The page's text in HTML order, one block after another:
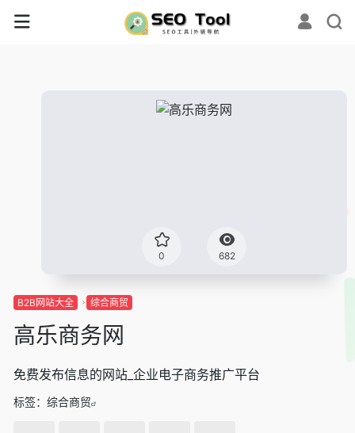
0 682
B2B网站大全 综合商贸
高乐商务网
免费发布信息的网站_企业电子商务推广平台
标签： 综合商贸